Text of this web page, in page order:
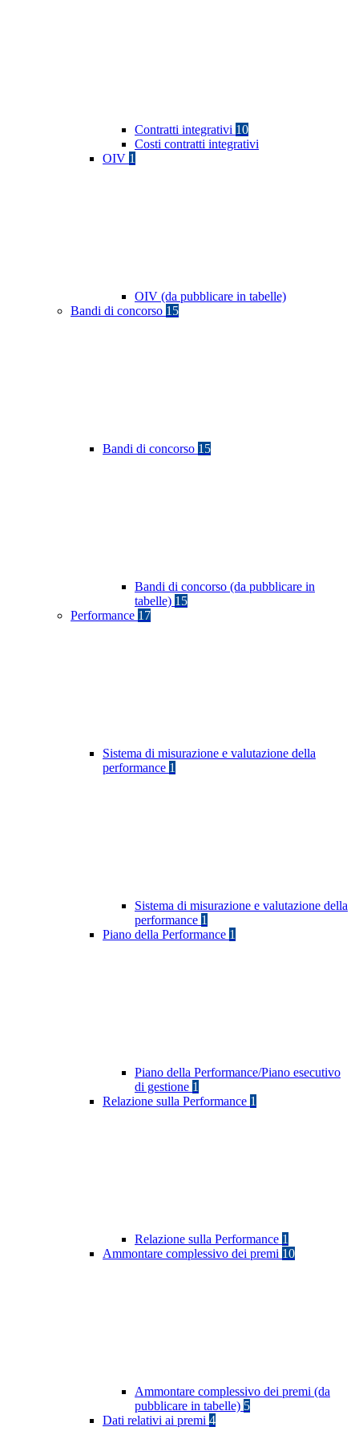
Contratti integrativi 10
Costi contratti integrativi
OIV 1
OIV (da pubblicare in tabelle)
Bandi di concorso 15
Bandi di concorso 15
Bandi di concorso (da pubblicare in
tabelle) 15
Performance 17
Sistema di misurazione e valutazione della
performance 1
Sistema di misurazione e valutazione della
performance 1
Piano della Performance 1
Piano della Performance/Piano esecutivo
di gestione 1
Relazione sulla Performance 1
Relazione sulla Performance 1
Ammontare complessivo dei premi 10
Ammontare complessivo dei premi (da
pubblicare in tabelle) 5
Dati relativi ai premi 4